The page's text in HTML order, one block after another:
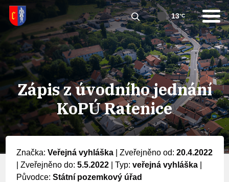
13°C
Zápis z úvodního jednání
KoPÚ Ratenice
Značka: Veřejná vyhláška Zveřejněno od: 20.4.2022
Zveřejněno do: 5.5.2022 Typ: veřejná vyhláška
Původce: Státní pozemkový úřad